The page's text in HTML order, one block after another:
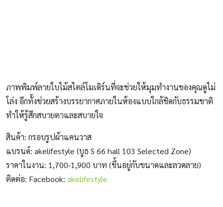
ภาพพิมพ์ลายใบไม้สไตล์โมเดิร์นที่จะช่วยให้มุมทำงานของคุณดูไม่
โล่ง อีกทั้งช่วยสร้างบรรยากาศภายในห้องแบบใกล้ชิดกับธรรมชาติ
ทำให้รู้สึกสบายตาและสบายใจ
สินค้า: กรอบรูปผ้าแคนวาส
แบรนด์: akelifestyle (บูธ S 66 hall 103 Selected Zone)
ราคาในงาน: 1,700-1,900 บาท (ขึ้นอยู่กับขนาดและลวดลาย)
ติดต่อ: Facebook: akelifestyle